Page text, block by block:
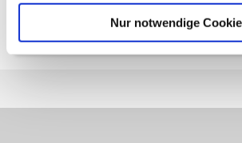
Nur notwendige
Skelettsystem im